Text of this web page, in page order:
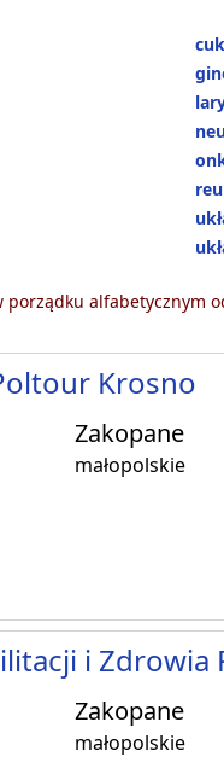
porządku alfabetycznym
Krosno
Zakopane
małopolskie
i Zdrowia
Zakopane
małopolskie